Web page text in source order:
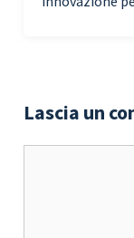
Lascia un